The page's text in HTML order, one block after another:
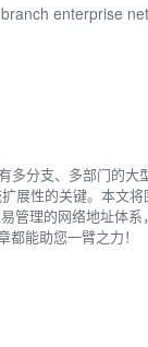
enterprise
多分支、多部门的大
展性的关键。本文将
管理的网络地址体
能助您一臂之力！